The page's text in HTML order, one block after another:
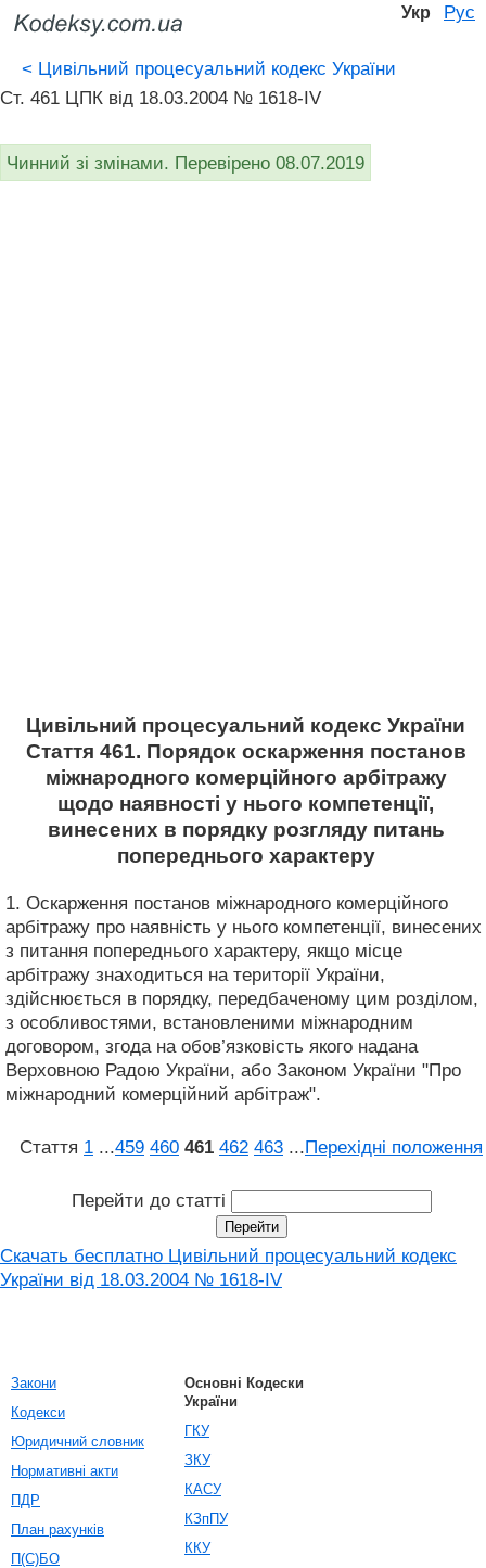
Укр Рус
< Цивільний процесуальний кодекс України
Ст. 461 ЦПК від 18.03.2004 № 1618-IV
Чинний зі змінами. Перевірено 08.07.2019
Цивільний процесуальний кодекс України
Стаття 461. Порядок оскарження постанов
міжнародного комерційного арбітражу
щодо наявності у нього компетенції,
винесених в порядку розгляду питань
попереднього характеру
1. Оскарження постанов міжнародного комерційного
арбітражу про наявність у нього компетенції, винесених
з питання попереднього характеру, якщо місце
арбітражу знаходиться на території України,
здійснюється в порядку, передбаченому цим розділом,
з особливостями, встановленими міжнародним
договором, згода на обов’язковість якого надана
Верховною Радою України, або Законом України "Про
міжнародний комерційний арбітраж".
Стаття 1 ...459 460 461 462 463 ...Перехідні положення
Перейти до статті
Скачать бесплатно Цивільний процесуальний кодекс
України від 18.03.2004 № 1618-IV
Закони
Кодекси
Юридичний словник
Нормативні акти
ПДР
План рахунків
П(С)БО
Основні Кодески
України
ГКУ
ЗКУ
КАСУ
КЗпПУ
ККУ